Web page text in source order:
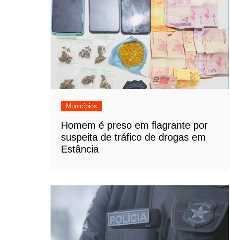
Municípios
Homem é preso em flagrante por
suspeita de tráfico de drogas em
Estância